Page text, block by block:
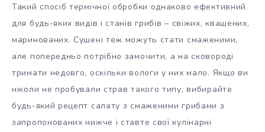
Такий спосіб термічної обробки однаково ефективний
для будь-яких видів і станів грибів – свіжих, квашених,
маринованих. Сушені теж можуть стати смаженими,
але попередньо потрібно замочити, а на сковороді
тримати недовго, оскільки вологи у них мало. Якщо ви
ніколи не пробували страв такого типу, вибирайте
будь-який рецепт салату з смаженими грибами з
запропонованих нижче і ставте свої кулінарні